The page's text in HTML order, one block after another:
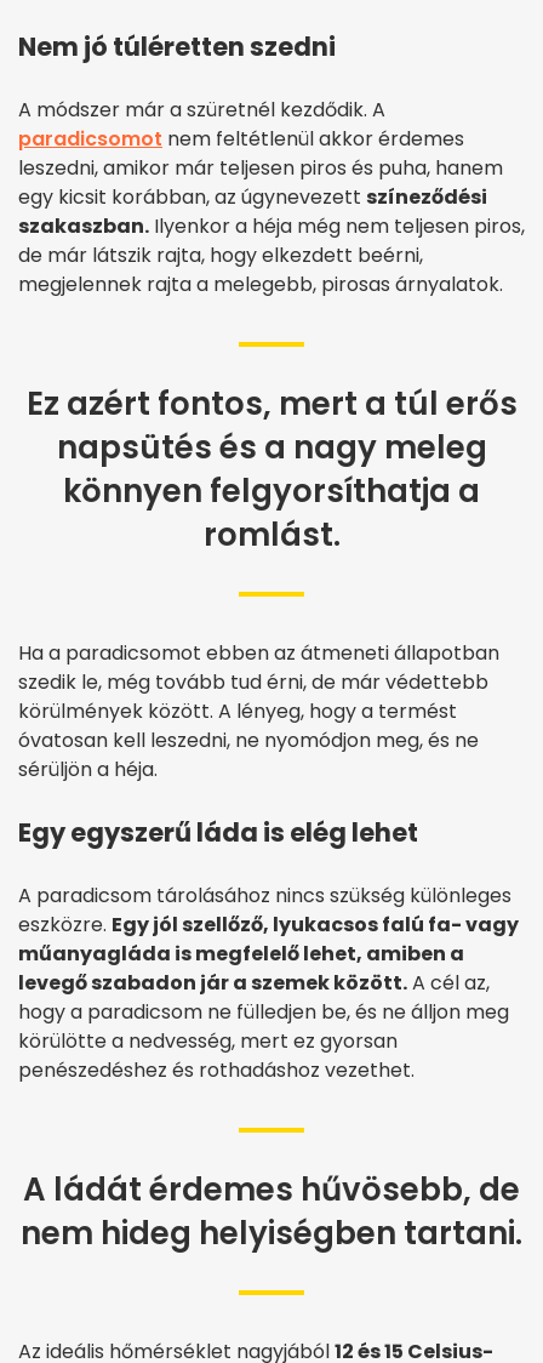
Nem jó túléretten szedni
A módszer már a szüretnél kezdődik. A
paradicsomot nem feltétlenül akkor érdemes
leszedni, amikor már teljesen piros és puha, hanem
egy kicsit korábban, az úgynevezett színeződési
szakaszban. Ilyenkor a héja még nem teljesen piros,
de már látszik rajta, hogy elkezdett beérni,
megjelennek rajta a melegebb, pirosas árnyalatok.
Ez azért fontos, mert a túl erős
napsütés és a nagy meleg
könnyen felgyorsíthatja a
romlást.
Ha a paradicsomot ebben az átmeneti állapotban
szedik le, még tovább tud érni, de már védettebb
körülmények között. A lényeg, hogy a termést
óvatosan kell leszedni, ne nyomódjon meg, és ne
sérüljön a héja.
Egy egyszerű láda is elég lehet
A paradicsom tárolásához nincs szükség különleges
eszközre. Egy jól szellőző, lyukacsos falú fa- vagy
műanyagláda is megfelelő lehet, amiben a
levegő szabadon jár a szemek között.A cél az,
hogy a paradicsom ne fülledjen be, és ne álljon meg
körülötte a nedvesség, mert ez gyorsan
penészedéshez és rothadáshoz vezethet.
A ládát érdemes hűvösebb, de
nem hideg helyiségben tartani.
Az ideális hőmérséklet nagyjából12 és 15 Celsius-